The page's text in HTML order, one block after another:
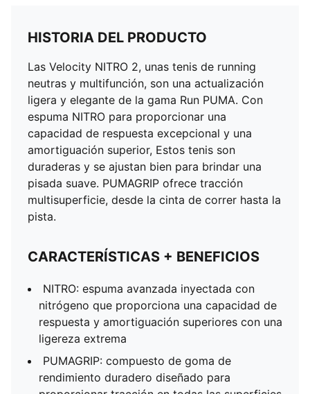
HISTORIA DEL PRODUCTO
Las Velocity NITRO 2, unas tenis de running
neutras y multifunción, son una actualización
ligera y elegante de la gama Run PUMA. Con
espuma NITRO para proporcionar una
capacidad de respuesta excepcional y una
amortiguación superior, Estos tenis son
duraderas y se ajustan bien para brindar una
pisada suave. PUMAGRIP ofrece tracción
multisuperficie, desde la cinta de correr hasta la
pista.
CARACTERÍSTICAS + BENEFICIOS
NITRO: espuma avanzada inyectada con
nitrógeno que proporciona una capacidad de
respuesta y amortiguación superiores con una
ligereza extrema
PUMAGRIP: compuesto de goma de
rendimiento duradero diseñado para